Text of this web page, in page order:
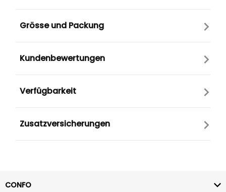
Grösse und Packung
Kundenbewertungen
Verfügbarkeit
Zusatzversicherungen
CONFO